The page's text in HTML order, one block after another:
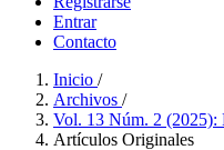
Entrar
Contacto
Inicio /
Archivos /
Vol. 13 Núm. 2 (2025):
Artículos Originales